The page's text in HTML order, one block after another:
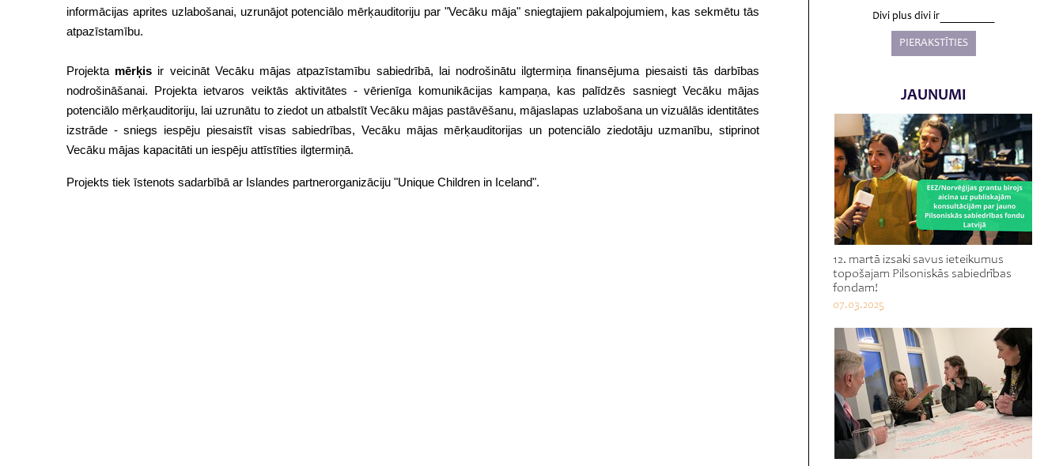
informācijas aprites uzlabošanai, uzrunājot potenciālo mērķauditoriju par "Vecāku māja" sniegtajiem pakalpojumiem, kas sekmētu tās
atpazīstamību.
Projekta mērķis ir veicināt Vecāku mājas atpazīstamību sabiedrībā, lai nodrošinātu ilgtermiņa finansējuma piesaisti tās darbības
nodrošināšanai. Projekta ietvaros veiktās aktivitātes - vērienīga komunikācijas kampaņa, kas palīdzēs sasniegt Vecāku mājas
potenciālo mērķauditoriju, lai uzrunātu to ziedot un atbalstīt Vecāku mājas pastāvēšanu, mājaslapas uzlabošana un vizuālās identitātes
izstrāde - sniegs iespēju piesaistīt visas sabiedrības, Vecāku mājas mērķauditorijas un potenciālo ziedotāju uzmanību, stiprinot
Vecāku mājas kapacitāti un iespēju attīstīties ilgtermiņā.
Projekts tiek īstenots sadarbībā ar Islandes partnerorganizāciju "Unique Children in Iceland".
Divi plus divi ir
JAUNUMI
12. martā izsaki savus ieteikumus
topošajam Pilsoniskās sabiedrības
fondam!
07.03.2025